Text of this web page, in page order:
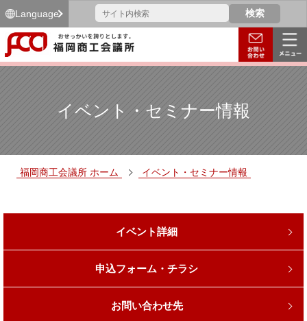
Language
イベント・セミナー情報
福岡商工会議所 ホーム イベント・セミナー情報
イベント詳細
申込フォーム・チラシ
お問い合わせ先